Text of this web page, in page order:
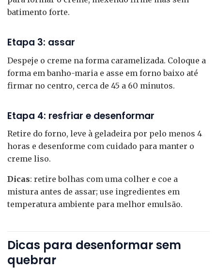
batimento forte.
Etapa 3: assar
Despeje o creme na forma caramelizada. Coloque a
forma em banho-maria e asse em forno baixo até
firmar no centro, cerca de 45 a 60 minutos.
Etapa 4: resfriar e desenformar
Retire do forno, leve à geladeira por pelo menos 4
horas e desenforme com cuidado para manter o
creme liso.
Dicas: retire bolhas com uma colher e coe a
mistura antes de assar; use ingredientes em
temperatura ambiente para melhor emulsão.
Dicas para desenformar sem
quebrar